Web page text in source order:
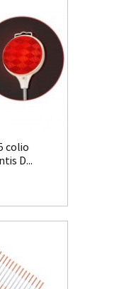
colio
D...